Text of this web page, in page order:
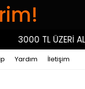
3000 TL ÜZERİ
Yardım İletişim